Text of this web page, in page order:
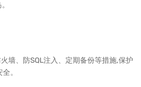
墙、防SQL注入、定期备份等措施,保护
。